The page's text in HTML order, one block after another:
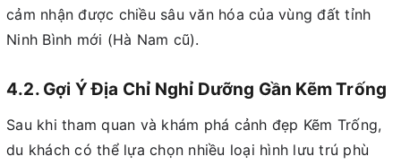
cảm nhận được chiều sâu văn hóa của vùng đất tỉnh
Ninh Bình mới (Hà Nam cũ).
4.2. Gợi Ý Địa Chỉ Nghỉ Dưỡng Gần Kẽm Trống
Sau khi tham quan và khám phá cảnh đẹp Kẽm Trống,
du khách có thể lựa chọn nhiều loại hình lưu trú phù